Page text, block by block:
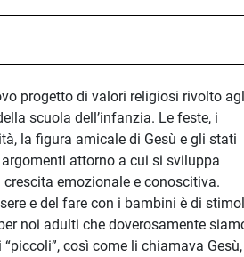
progetto di valori religiosi rivolto
scuola dell’infanzia. Le feste, i
la figura amicale di Gesù e gli stati
attorno a cui si sviluppa
emozionale e conoscitiva.
e del fare con i bambini è di
noi adulti che doverosamente
così come li chiamava Gesù,